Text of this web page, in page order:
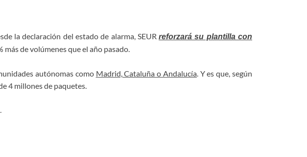
la declaración del estado de alarma, SEURreforzará su plantilla con
de volúmenes que el año pasado.
autónomas como Madrid, Cataluña o Andalucía. Y es que, según
4 millones de paquetes.